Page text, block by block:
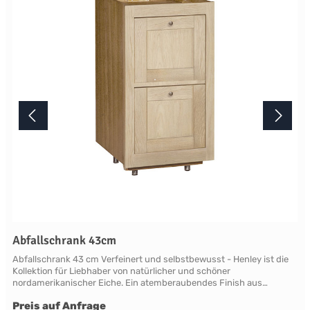
diesem Artikel beantworten wir Ihnen gerne telefonisch unter +49
2381 97372-0,per E-Mail an shop@landlord-living.de oder nach
Terminabsprache persönlich in unserem Showroom.
Abfallschrank 43cm
Abfallschrank 43 cm Verfeinert und selbstbewusst - Henley ist die
Kollektion für Liebhaber von natürlicher und schöner
nordamerikanischer Eiche. Ein atemberaubendes Finish aus
modernen Mainstream abhebt. Die Eiche ist so gut geschützt und
Preis auf Anfrage